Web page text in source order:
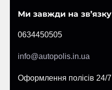
Ми завжди на зв’язку
0634450505
info@autopolis.in.ua
Оформлення полісів 24/7